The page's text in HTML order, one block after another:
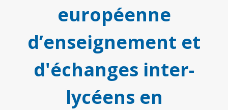
européenne
d’enseignement et
d'échanges inter-
lycéens en